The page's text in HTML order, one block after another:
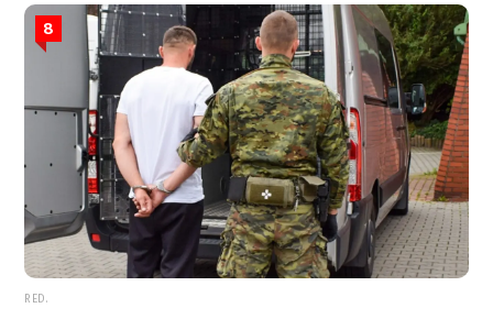
8
RED.